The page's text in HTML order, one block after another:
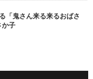
「鬼さん来る来るおばさ
か子